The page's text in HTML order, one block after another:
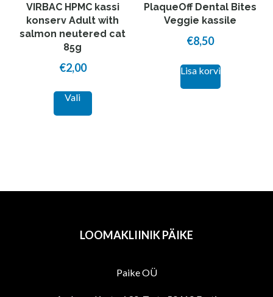
product
page
product
VIRBAC HPMC kassi
konserv Adult with
salmon neutered cat
85g
€2,00
Vali
options
chosen
PlaqueOff Dental Bites
Veggie kassile
€8,50
Lisa korvi
LOOMAKLIINIK PÄIKE
Paike OÜ